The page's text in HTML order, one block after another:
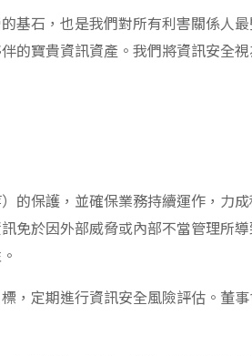
基石，也是我們對所有利害關係人
的寶貴資訊資產。我們將資訊安全
的保護，並確保業務持續運作，力
免於因外部威脅或內部不當管理所
，定期進行資訊安全風險評估。董